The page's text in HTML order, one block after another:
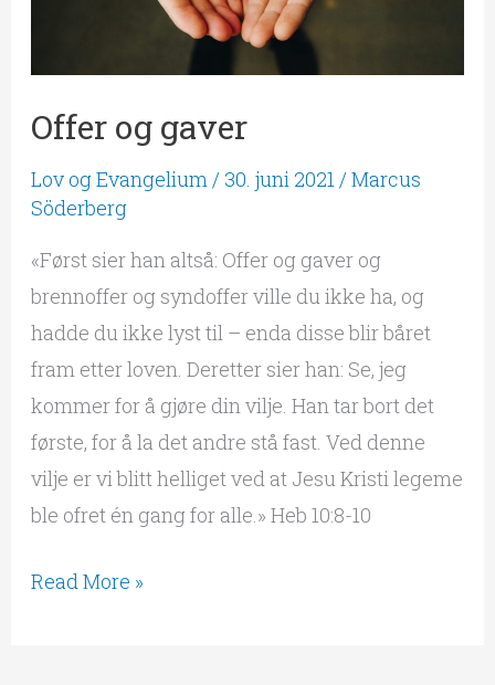
Offer og gaver
Lov og Evangelium/ 30. juni 2021/Marcus
Söderberg
«Først sier han altså: Offer og gaver og
brennoffer og syndoffer ville du ikke ha, og
hadde du ikke lyst til – enda disse blir båret
fram etter loven. Deretter sier han: Se, jeg
kommer for å gjøre din vilje. Han tar bort det
første, for å la det andre stå fast. Ved denne
vilje er vi blitt helliget ved at Jesu Kristi legeme
ble ofret én gang for alle.» Heb 10:8-10
Read More »